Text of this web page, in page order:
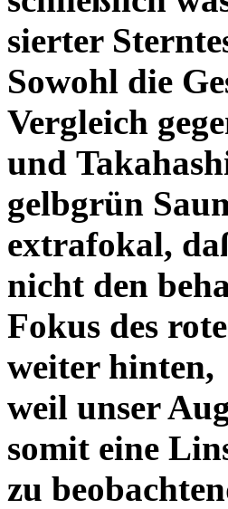
sierter
Sowohl die
Vergleich
und
gelbgrün
extrafokal,
nicht den
Fokus des
weiter hinten,
weil unser
somit eine
zu